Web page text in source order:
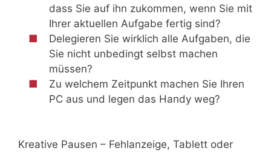
dass Sie auf ihn zukommen, wenn Sie mit
Ihrer aktuellen Aufgabe fertig sind?
Delegieren Sie wirklich alle Aufgaben, die
Sie nicht unbedingt selbst machen
müssen?
Zu welchem Zeitpunkt machen Sie Ihren
PC aus und legen das Handy weg?
Kreative Pausen – Fehlanzeige, Tablett oder